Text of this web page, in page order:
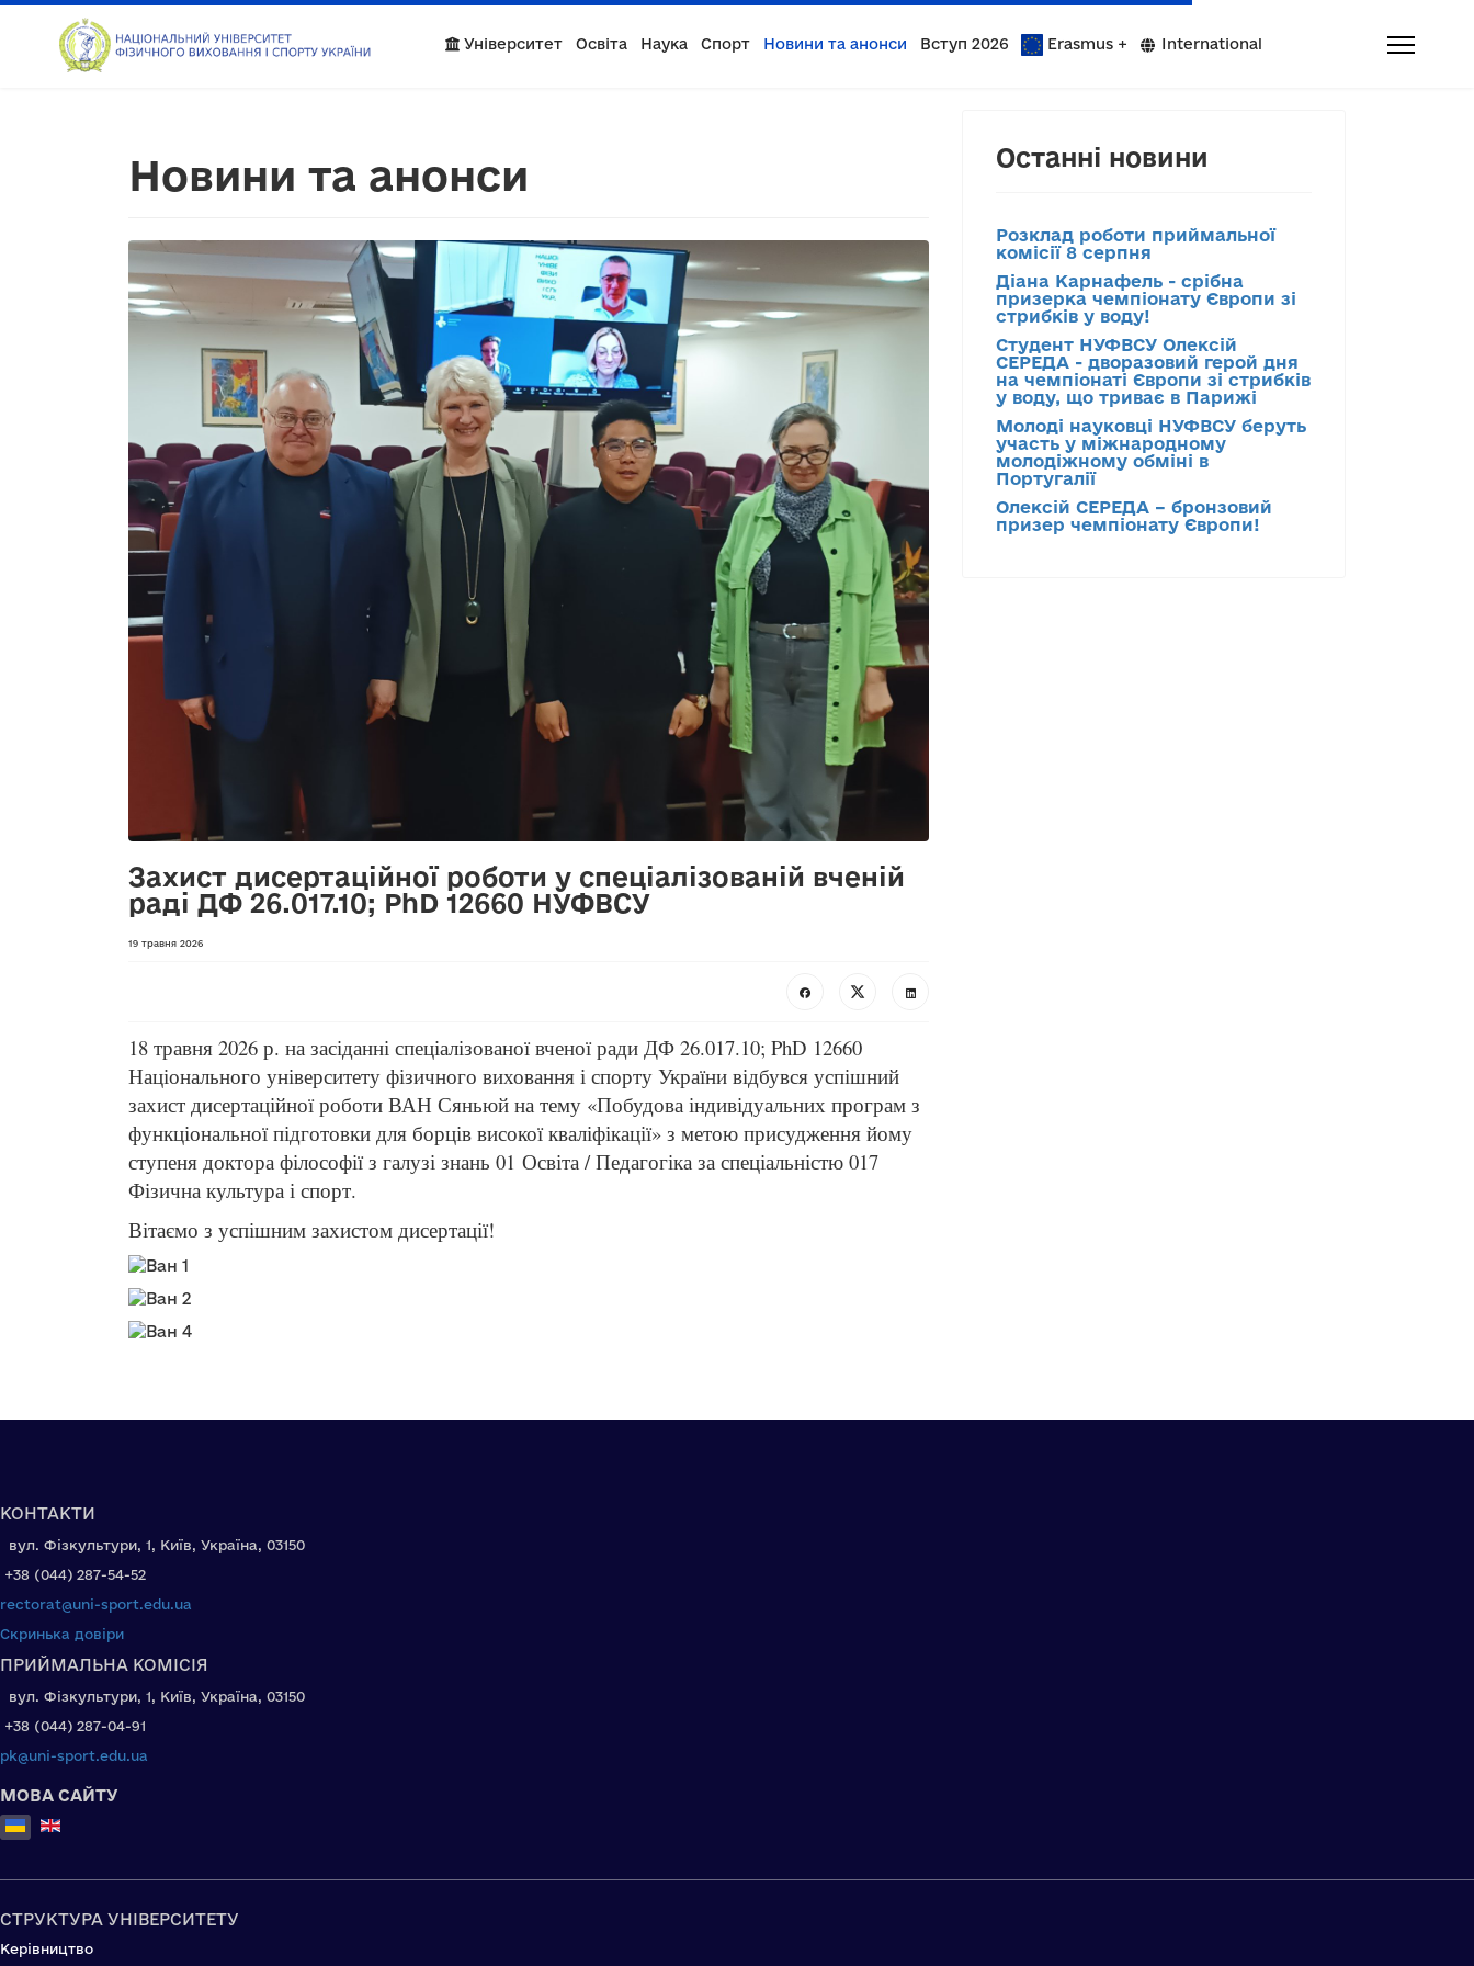
Університет Освіта Наука Спорт Новини та анонси Вступ 2026 Erasmus + International
Новини та анонси
Захист дисертаційної роботи у спеціалізованій вченій
раді ДФ 26.017.10; PhD 12660 НУФВСУ
19 травня 2026
18 травня 2026 р. на засіданні спеціалізованої вченої ради ДФ 26.017.10; PhD 12660
Національного університету фізичного виховання і спорту України відбувся успішний
захист дисертаційної роботи ВАН Сяньюй на тему «Побудова індивідуальних програм з
функціональної підготовки для борців високої кваліфікації» з метою присудження йому
ступеня доктора філософії з галузі знань 01 Освіта / Педагогіка за спеціальністю 017
Фізична культура і спорт.
Вітаємо з успішним захистом дисертації!
Останні новини
Розклад роботи приймальної
комісії 8 серпня
Діана Карнафель - срібна
призерка чемпіонату Європи зі
стрибків у воду!
Студент НУФВСУ Олексій
СЕРЕДА - дворазовий герой дня
на чемпіонаті Європи зі стрибків
у воду, що триває в Парижі
Молоді науковці НУФВСУ беруть
участь у міжнародному
молодіжному обміні в
Португалії
Олексій СЕРЕДА – бронзовий
призер чемпіонату Європи!
КОНТАКТИ
вул. Фізкультури, 1, Київ, Україна, 03150
+38 (044) 287-54-52
rectorat@uni-sport.edu.ua
Скринька довіри
ПРИЙМАЛЬНА КОМІСІЯ
вул. Фізкультури, 1, Київ, Україна, 03150
+38 (044) 287-04-91
pk@uni-sport.edu.ua
МОВА САЙТУ
Оберіть свою мову
СТРУКТУРА УНІВЕРСИТЕТУ
Керівництво